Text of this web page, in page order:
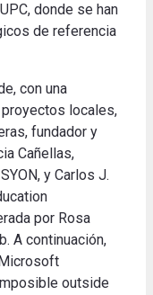
donde se han
de referencia
con una
locales,
fundador y
Cañellas,
y Carlos J.
por Rosa
A continuación,
outside